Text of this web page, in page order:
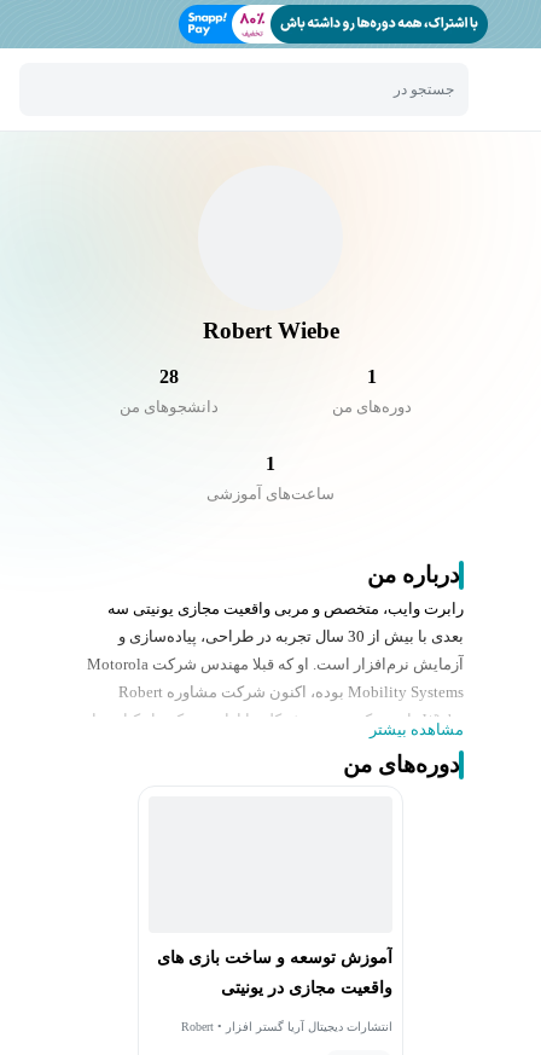
جستجو در
Robert Wiebe
1
دوره‌های من
28
دانشجو‌های من
1
ساعت‌های آموزشی
درباره من
رابرت وایب، متخصص و مربی واقعیت مجازی یونیتی سه
بعدی با بیش از 30 سال تجربه در طراحی، پیاده‌سازی و
آزمایش نرم‌افزار است. او که قبلا مهندس شرکت Motorola
Mobility Systems بوده، اکنون شرکت مشاوره Robert
Wiebe را در ونکوور، بریتیش کلمبیا اداره می‌کند. او کتاب های
بازی سه بعدی پیشرفته با یونیتی و آموزش جامع یونیتی با
مشاهده بیشتر
دوره‌های من
آموزش توسعه و ساخت بازی های
واقعیت مجازی در یونیتی
انتشارات دیجیتال آریا گستر افزار • Robert